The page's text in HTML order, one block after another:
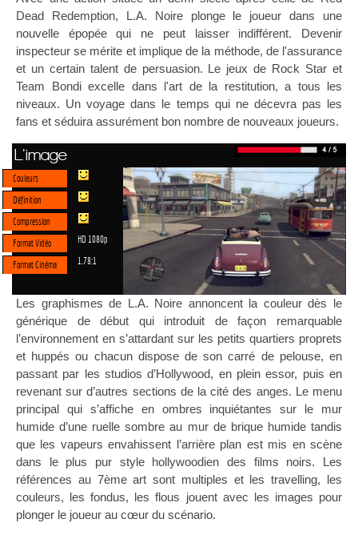
Dead Redemption, L.A. Noire plonge le joueur dans une
nouvelle épopée qui ne peut laisser indifférent. Devenir
inspecteur se mérite et implique de la méthode, de l'assurance
et un certain talent de persuasion. Le jeux de Rock Star et
Team Bondi excelle dans l'art de la restitution, a tous les
niveaux. Un voyage dans le temps qui ne décevra pas les
fans et séduira assurément bon nombre de nouveaux joueurs.
L'image
Couleurs
Définition
Compression
Format Vidéo
HD 1080p
Format Cinéma 1.78:1
Les graphismes de L.A. Noire annoncent la couleur dès le
générique de début qui introduit de façon remarquable
l’environnement en s’attardant sur les petits quartiers proprets
et huppés ou chacun dispose de son carré de pelouse, en
passant par les studios d’Hollywood, en plein essor, puis en
revenant sur d’autres sections de la cité des anges. Le menu
principal qui s’affiche en ombres inquiétantes sur le mur
humide d’une ruelle sombre au mur de brique humide tandis
que les vapeurs envahissent l’arrière plan est mis en scène
dans le plus pur style hollywoodien des films noirs. Les
références au 7ème art sont multiples et les travelling, les
couleurs, les fondus, les flous jouent avec les images pour
plonger le joueur au cœur du scénario.